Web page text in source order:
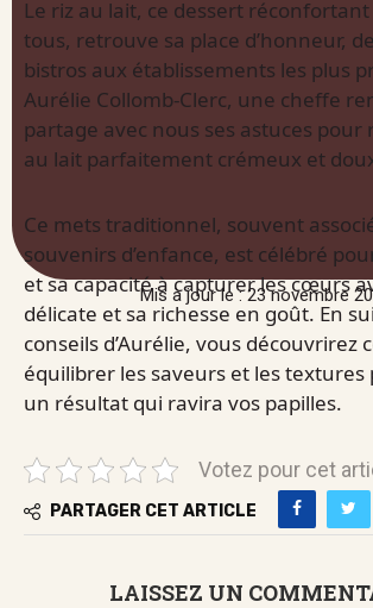
Mis à jour le : 23 novembre
Le riz au lait, ce dessert
tous, retrouve sa place d’honneur,
bistros aux établissements les plus
Aurélie Collomb-Clerc, une cheffe
partage avec nous ses astuces pour
au lait parfaitement crémeux et
Ce mets traditionnel, souvent
souvenirs d’enfance, est célébré
et sa capacité à capturer les cœurs
délicate et sa richesse en goût. En
conseils d’Aurélie, vous découvrirez
équilibrer les saveurs et les
un résultat qui ravira vos papilles.
Votez pour cet
PARTAGER CET ARTICLE
LAISSEZ UN